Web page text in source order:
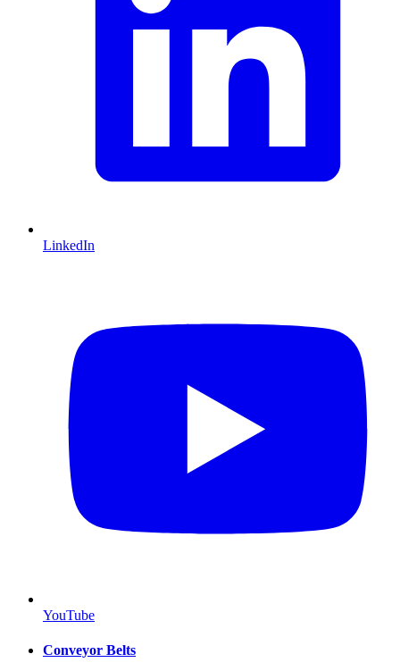
LinkedIn
YouTube
Conveyor Belts